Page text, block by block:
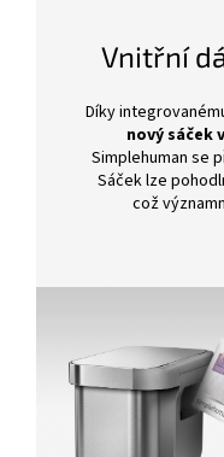
Vnitřní
Díky
nový sáček
Simplehuman se
Sáček lze
což